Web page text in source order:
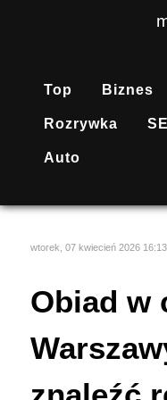
Top Biznes
Rozrywka
Auto
wtorek, 07 kwiecień 2026 16:13
Obiad w